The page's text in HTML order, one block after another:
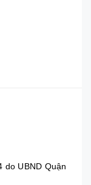
do UBND Quận